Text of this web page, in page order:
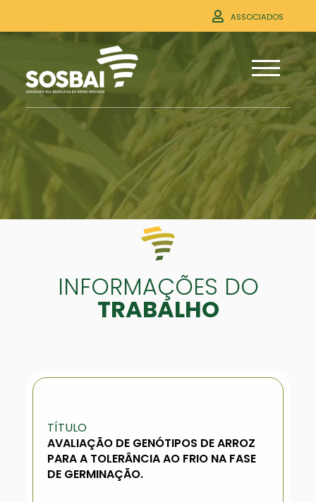
ASSOCIADOS
INFORMAÇÕES DO
TRABALHO
TÍTULO
AVALIAÇÃO DE GENÓTIPOS DE ARROZ
PARA A TOLERÂNCIA AO FRIO NA FASE
DE GERMINAÇÃO.